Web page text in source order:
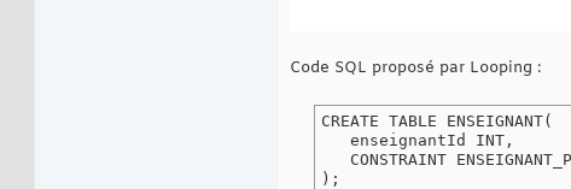
Code SQL proposé par Looping :
CREATE TABLE ENSEIGNANT(
   enseignantId INT,
CONSTRAINT
);